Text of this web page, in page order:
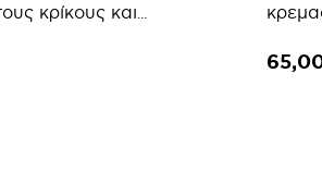
κρίκους και